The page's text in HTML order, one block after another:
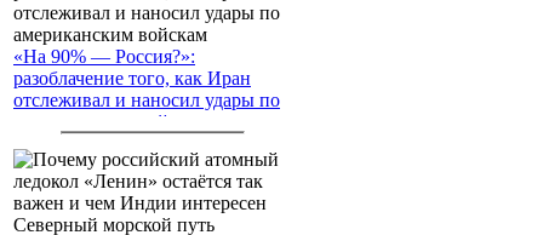
«На 90% — Россия?»:
разоблачение того, как Иран
отслеживал и наносил удары по
американским войскам